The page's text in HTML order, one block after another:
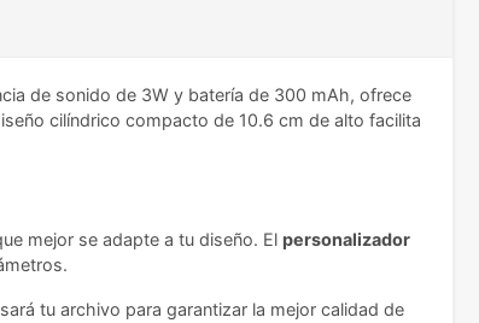
de sonido de 3W y batería de 300 mAh, ofrece
cilíndrico compacto de 10.6 cm de alto facilita
mejor se adapte a tu diseño. El personalizador
tu archivo para garantizar la mejor calidad de